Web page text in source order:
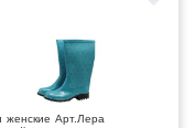
женские Арт.Лера